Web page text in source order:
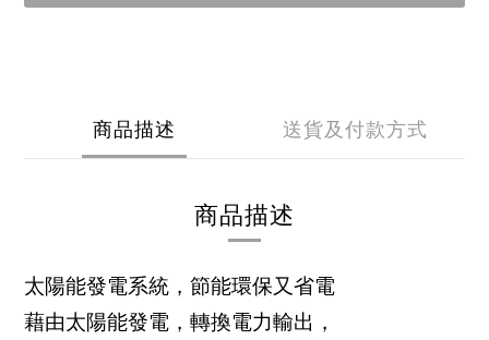
商品描述 送貨及付款方式
商品描述
太陽能發電系統，節能環保又省電
藉由太陽能發電，轉換電力輸出，